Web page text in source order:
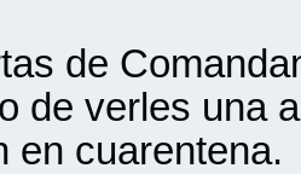
de
de verles una
en cuarentena.